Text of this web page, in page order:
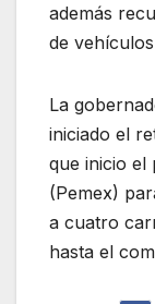
además
de
La
iniciado el
que inicio el
(Pemex)
a cuatro
hasta el